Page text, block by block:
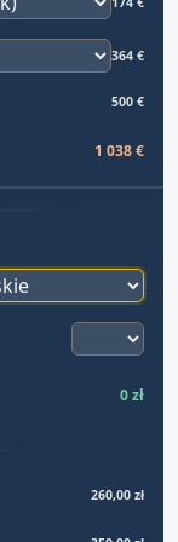
364 €
500 €
1 038 €
0 zł
260,00 zł